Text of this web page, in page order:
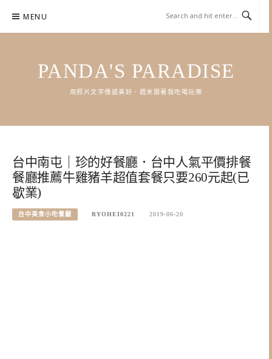
content
MENU
PANDA'S PARADISE
用照片文字傳遞美好．週末跟著我吃喝玩樂
台中南屯｜珍的好餐廳．台中人氣平價排餐
餐廳推薦牛雞豬羊超值套餐只要260元起(已
歇業)
台中美食小吃餐廳 RYOHEI0221 2019-06-20